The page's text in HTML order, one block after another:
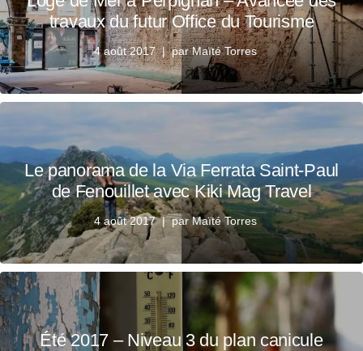
travaux du futur Office du Tourisme
4 août 2017 parMaïté Torres
Le panorama de la Via Ferrata Saint-Paul
de Fenouillet avec Kiki Mag Travel
4 août 2017 parMaïté Torres
Été 2017 – Niveau 3 du plan canicule